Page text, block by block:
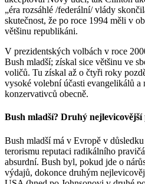
„éra rozsáhlé /federální/ vlády
skutečnost, že po roce 1994 měli v
většinu republikáni.
V prezidentských volbách v roce
Bush mladší; získal sice většinu ve
voličů. Tu získal až o čtyři roky
vysoké volební účasti evangelikálů
konzervativců obecně.
Bush mladší? Druhý
Bush mladší má v Evropě v
terorismu reputaci radikálního
absurdní. Bush byl, pokud jde o
výdajů, dokonce druhým